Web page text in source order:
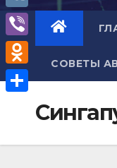
СОВЕТЫ
a
A
e
l
e
g
m
V
K
V
i
b
O
o
п